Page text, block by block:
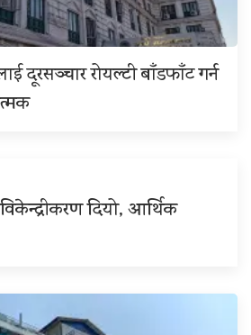
दूरसञ्चार रोयल्टी बाँडफाँट गर्न
दियो, आर्थिक